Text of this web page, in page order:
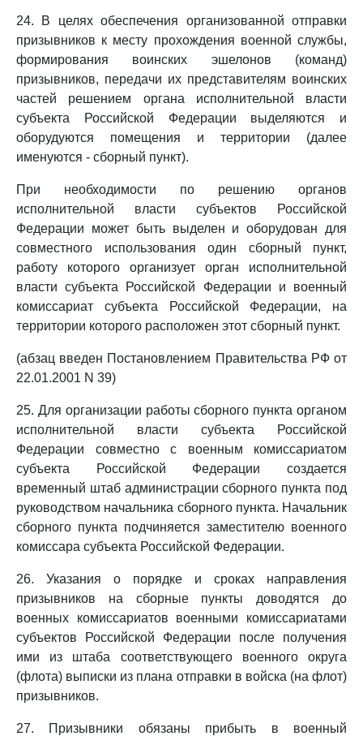
24. В целях обеспечения организованной отправки
призывников к месту прохождения военной службы,
формирования воинских эшелонов (команд)
призывников, передачи их представителям воинских
частей решением органа исполнительной власти
субъекта Российской Федерации выделяются и
оборудуются помещения и территории (далее
именуются - сборный пункт).
При необходимости по решению органов
исполнительной власти субъектов Российской
Федерации может быть выделен и оборудован для
совместного использования один сборный пункт,
работу которого организует орган исполнительной
власти субъекта Российской Федерации и военный
комиссариат субъекта Российской Федерации, на
территории которого расположен этот сборный пункт.
(абзац введен Постановлением Правительства РФ от
22.01.2001 N 39)
25. Для организации работы сборного пункта органом
исполнительной власти субъекта Российской
Федерации совместно с военным комиссариатом
субъекта Российской Федерации создается
временный штаб администрации сборного пункта под
руководством начальника сборного пункта. Начальник
сборного пункта подчиняется заместителю военного
комиссара субъекта Российской Федерации.
26. Указания о порядке и сроках направления
призывников на сборные пункты доводятся до
военных комиссариатов военными комиссариатами
субъектов Российской Федерации после получения
ими из штаба соответствующего военного округа
(флота) выписки из плана отправки в войска (на флот)
призывников.
27. Призывники обязаны прибыть в военный